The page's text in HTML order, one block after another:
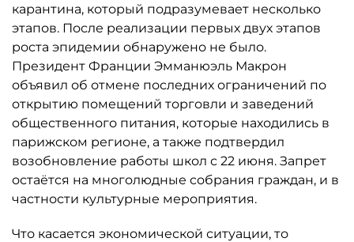
карантина, который подразумевает несколько
этапов. После реализации первых двух этапов
роста эпидемии обнаружено не было.
Президент Франции Эмманюэль Макрон
объявил об отмене последних ограничений по
открытию помещений торговли и заведений
общественного питания, которые находились в
парижском регионе, а также подтвердил
возобновление работы школ с 22 июня. Запрет
остаётся на многолюдные собрания граждан, и в
частности культурные мероприятия.
Что касается экономической ситуации, то